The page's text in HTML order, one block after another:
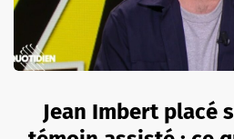
Jean Imbert placé